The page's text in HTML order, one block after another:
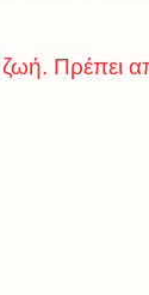
Πρέπει